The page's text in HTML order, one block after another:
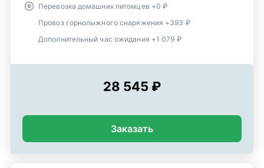
Перевозка домашних питомцев +0 ₽
Провоз горнолыжного снаряжения +393 ₽
Дополнительный час ожидания +1 079 ₽
28 545 ₽
Заказать